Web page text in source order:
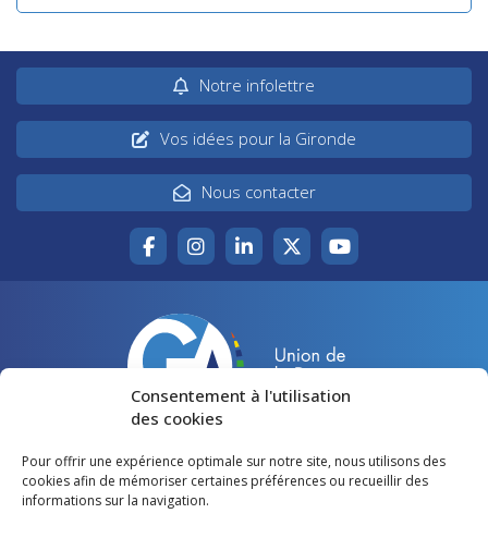
Consentement à l'utilisation
des cookies
Pour offrir une expérience optimale sur notre site, nous utilisons des
cookies afin de mémoriser certaines préférences ou recueillir des
informations sur la navigation.
Notre infolettre
Vos idées pour la Gironde
Nous contacter
Accueil
Votre canton
Agir pour la Gironde